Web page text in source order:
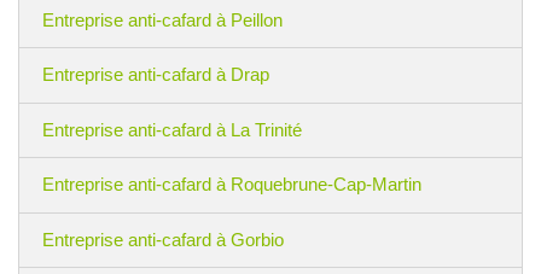
Entreprise anti-cafard à Peillon
Entreprise anti-cafard à Drap
Entreprise anti-cafard à La Trinité
Entreprise anti-cafard à Roquebrune-Cap-Martin
Entreprise anti-cafard à Gorbio